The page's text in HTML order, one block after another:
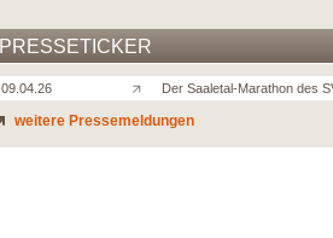
PRESSETICKER
09.04.26 Der Saaletal-Marathon des
weitere Pressemeldungen